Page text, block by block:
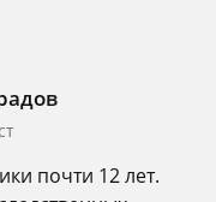
почти 12 лет.